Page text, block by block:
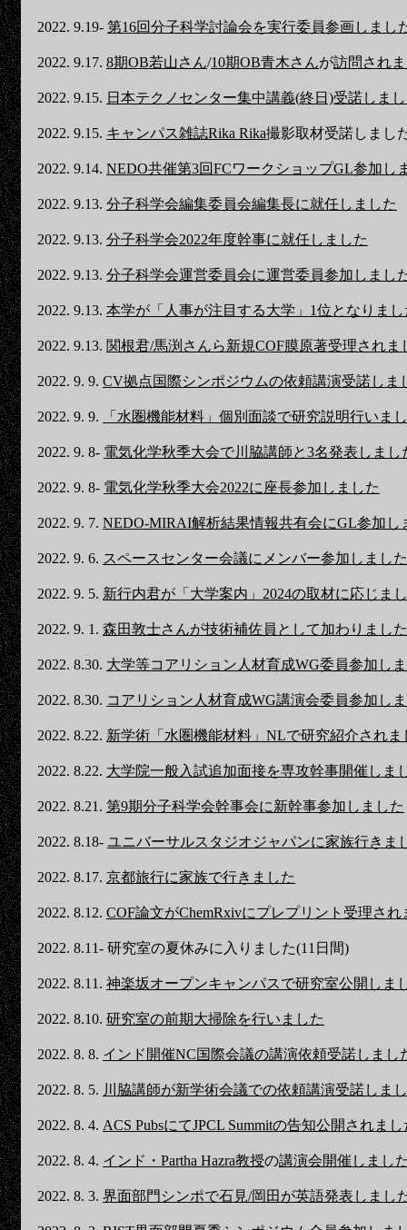
2022. 9.19- 第16回分子科学討論会を実行委員参画しまし
2022. 9.17. 8期OB若山さん/10期OB青木さんが訪問され
2022. 9.15. 日本テクノセンター集中講義(終日)受諾しま
2022. 9.15. キャンパス雑誌Rika Rika撮影取材受諾しまし
2022. 9.14. NEDO共催第3回FCワークショップGL参加し
2022. 9.13. 分子科学会編集委員会編集長に就任しました
2022. 9.13. 分子科学会2022年度幹事に就任しました
2022. 9.13. 分子科学会運営委員会に運営委員参加しまし
2022. 9.13. 本学が「人事が注目する大学」1位となりまし
2022. 9.13. 関根君/馬渕さんら新規COF膜原著受理されま
2022. 9. 9. CV拠点国際シンポジウムの依頼講演受諾しま
2022. 9. 9. 「水圏機能材料」個別面談で研究説明行いま
2022. 9. 8- 電気化学秋季大会で川脇講師と3名発表しまし
2022. 9. 8- 電気化学秋季大会2022に座長参加しました
2022. 9. 7. NEDO-MIRAI解析結果情報共有会にGL参加し
2022. 9. 6. スペースセンター会議にメンバー参加しました
2022. 9. 5. 新行内君が「大学案内」2024の取材に応じま
2022. 9. 1. 森田敦士さんが技術補佐員として加わりました
2022. 8.30. 大学等コアリション人材育成WG委員参加し
2022. 8.30. コアリション人材育成WG講演会委員参加し
2022. 8.22. 新学術「水圏機能材料」NLで研究紹介されま
2022. 8.22. 大学院一般入試追加面接を専攻幹事開催しま
2022. 8.21. 第9期分子科学会幹事会に新幹事参加しました
2022. 8.18- ユニバーサルスタジオジャパンに家族行きま
2022. 8.17. 京都旅行に家族で行きました
2022. 8.12. COF論文がChemRxivにプレプリント受理され
2022. 8.11- 研究室の夏休みに入りました(11日間)
2022. 8.11. 神楽坂オープンキャンパスで研究室公開しま
2022. 8.10. 研究室の前期大掃除を行いました
2022. 8. 8. インド開催NC国際会議の講演依頼受諾しまし
2022. 8. 5. 川脇講師が新学術会議での依頼講演受諾しま
2022. 8. 4. ACS PubsにてJPCL Summitの告知公開されまし
2022. 8. 4. インド・Partha Hazra教授の講演会開催しまし
2022. 8. 3. 界面部門シンポで石見/岡田が英語発表しまし